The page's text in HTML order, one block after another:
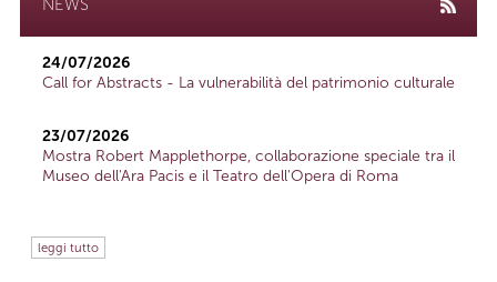
NEWS
24/07/2026
Call for Abstracts - La vulnerabilità del patrimonio culturale
23/07/2026
Mostra Robert Mapplethorpe, collaborazione speciale tra il
Museo dell'Ara Pacis e il Teatro dell'Opera di Roma
leggi tutto